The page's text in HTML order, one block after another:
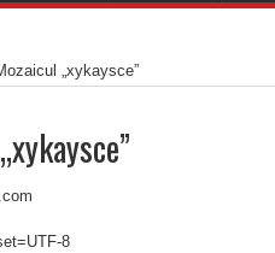
„xykaysce”
8